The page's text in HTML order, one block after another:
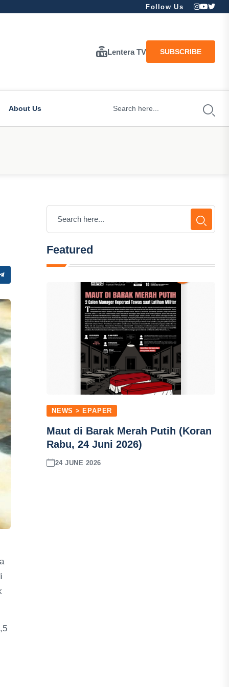
Follow Us
Lentera TV SUBSCRIBE
About Us
Featured
NEWS > EPAPER
Maut di Barak Merah Putih (Koran
Rabu, 24 Juni 2026)
24 JUNE 2026